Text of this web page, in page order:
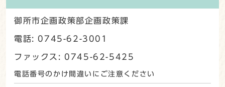
御所市企画政策部企画政策課
電話: 0745-62-3001
ファックス: 0745-62-5425
電話番号のかけ間違いにご注意ください